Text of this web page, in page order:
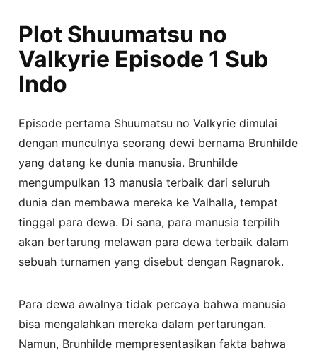
Plot Shuumatsu no
Valkyrie Episode 1 Sub
Indo
Episode pertama Shuumatsu no Valkyrie dimulai
dengan munculnya seorang dewi bernama Brunhilde
yang datang ke dunia manusia. Brunhilde
mengumpulkan 13 manusia terbaik dari seluruh
dunia dan membawa mereka ke Valhalla, tempat
tinggal para dewa. Di sana, para manusia terpilih
akan bertarung melawan para dewa terbaik dalam
sebuah turnamen yang disebut dengan Ragnarok.
Para dewa awalnya tidak percaya bahwa manusia
bisa mengalahkan mereka dalam pertarungan.
Namun, Brunhilde mempresentasikan fakta bahwa